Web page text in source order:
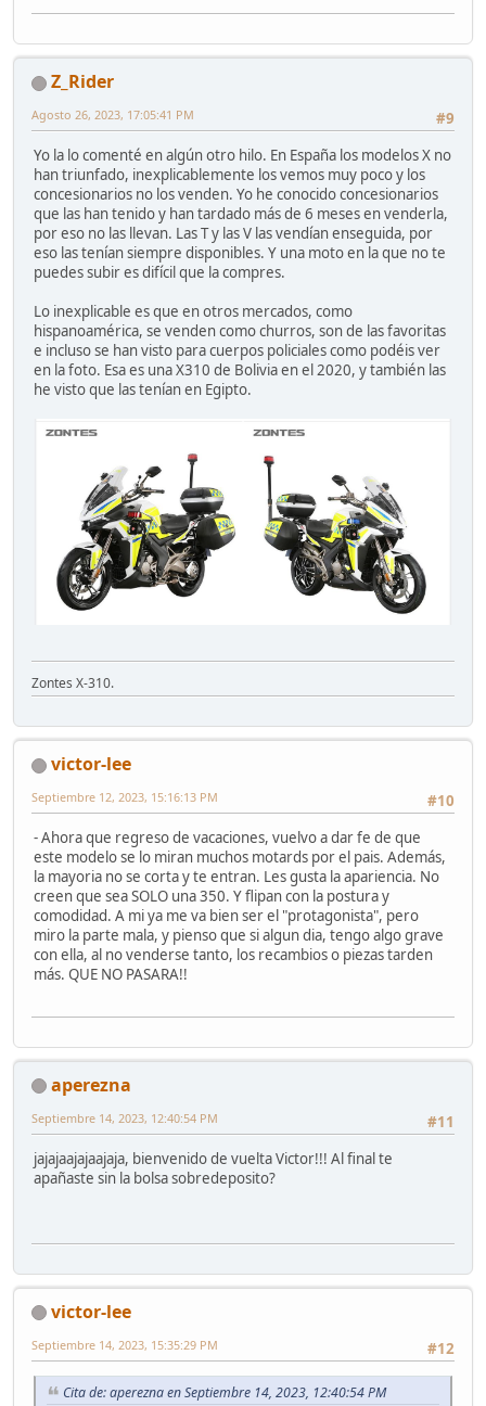
Z_Rider
#9
Agosto 26, 2023, 17:05:41 PM
Yo la lo comenté en algún otro hilo. En España los modelos X no
han triunfado, inexplicablemente los vemos muy poco y los
concesionarios no los venden. Yo he conocido concesionarios
que las han tenido y han tardado más de 6 meses en venderla,
por eso no las llevan. Las T y las V las vendían enseguida, por
eso las tenían siempre disponibles. Y una moto en la que no te
puedes subir es difícil que la compres.
Lo inexplicable es que en otros mercados, como
hispanoamérica, se venden como churros, son de las favoritas
e incluso se han visto para cuerpos policiales como podéis ver
en la foto. Esa es una X310 de Bolivia en el 2020, y también las
he visto que las tenían en Egipto.
Zontes X-310.
victor-lee
#10
Septiembre 12, 2023, 15:16:13 PM
- Ahora que regreso de vacaciones, vuelvo a dar fe de que
este modelo se lo miran muchos motards por el pais. Además,
la mayoria no se corta y te entran. Les gusta la apariencia. No
creen que sea SOLO una 350. Y flipan con la postura y
comodidad. A mi ya me va bien ser el "protagonista", pero
miro la parte mala, y pienso que si algun dia, tengo algo grave
con ella, al no venderse tanto, los recambios o piezas tarden
más. QUE NO PASARA!!
aperezna
#11
Septiembre 14, 2023, 12:40:54 PM
jajajaajajaajaja, bienvenido de vuelta Victor!!! Al final te
apañaste sin la bolsa sobredeposito?
victor-lee
#12
Septiembre 14, 2023, 15:35:29 PM
Cita de: aperezna en Septiembre 14, 2023, 12:40:54 PM